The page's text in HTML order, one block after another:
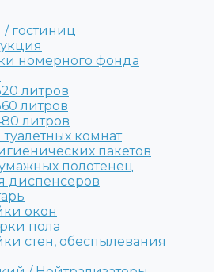
гостиниц
номерного фонда
литров
литров
литров
комнат
пакетов
полотенец
диспенсеров
окон
пола
стен, обеспылевания